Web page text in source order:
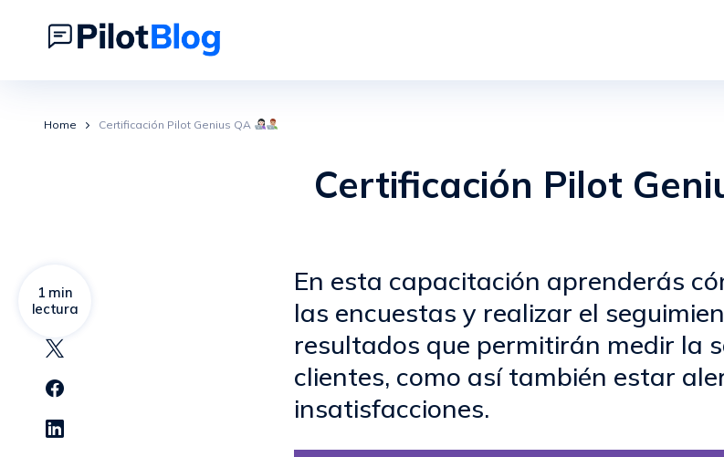
Home Certificación Pilot Genius QA
Certificación Pilot
1 min
lectura
En esta capacitación aprenderás
las encuestas y realizar el
resultados que permitirán medir la
clientes, como así también estar
insatisfacciones.